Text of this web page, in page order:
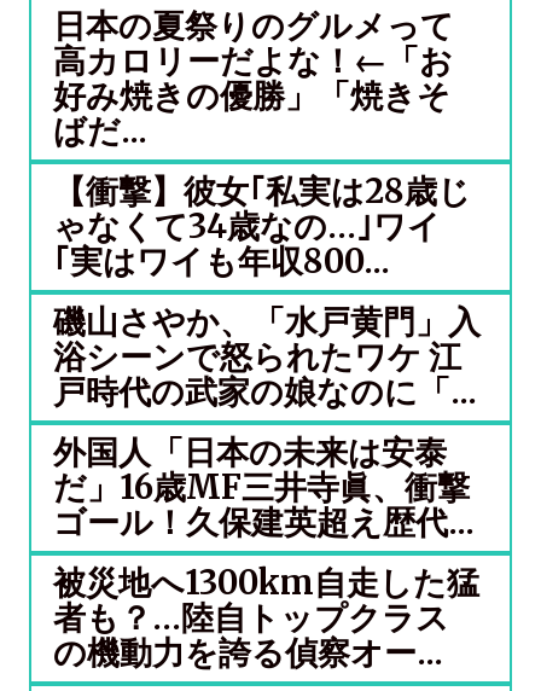
日本の夏祭りのグルメって
高カロリーだよな！←「お
好み焼きの優勝」「焼きそ
ばだ...
【衝撃】彼女｢私実は28歳じ
ゃなくて34歳なの…｣ワイ
｢実はワイも年収800...
磯山さやか、「水戸黄門」入
浴シーンで怒られたワケ 江
戸時代の武家の娘なのに「...
外国人「日本の未来は安泰
だ」16歳MF三井寺眞、衝撃
ゴール！久保建英超え歴代...
被災地へ1300km自走した猛
者も？…陸自トップクラス
の機動力を誇る偵察オー...